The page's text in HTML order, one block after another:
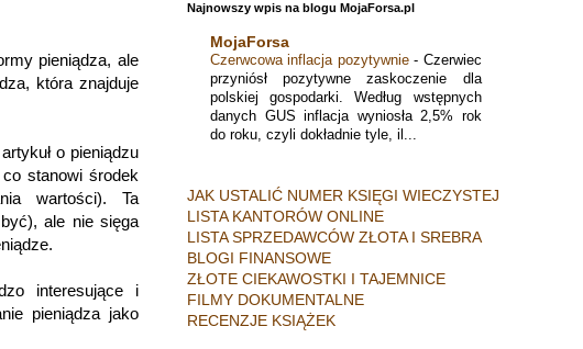
pieniądza, ale
która znajduje
o pieniądzu
stanowi środek
wartości). Ta
ale nie sięga
interesujące i
pieniądza jako
Najnowszy wpis na blogu MojaForsa.pl
MojaForsa
Czerwcowa inflacja pozytywnie- Czerwiec
przyniósł pozytywne zaskoczenie dla
polskiej gospodarki. Według wstępnych
danych GUS inflacja wyniosła 2,5% rok
do roku, czyli dokładnie tyle, il...
JAK USTALIĆ NUMER KSIĘGI WIECZYSTEJ
LISTA KANTORÓW ONLINE
LISTA SPRZEDAWCÓW ZŁOTA I SREBRA
BLOGI FINANSOWE
ZŁOTE CIEKAWOSTKI I TAJEMNICE
FILMY DOKUMENTALNE
RECENZJE KSIĄŻEK